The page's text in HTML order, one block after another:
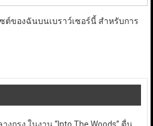
ต์ของฉันบนเบราว์เซอร์นี้ สำหรับการ